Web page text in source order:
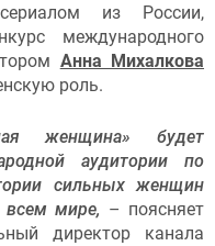
из России,
международного
Анна Михалкова
роль.
женщина» будет
аудитории по
сильных женщин
всем мире, – поясняет
директор канала